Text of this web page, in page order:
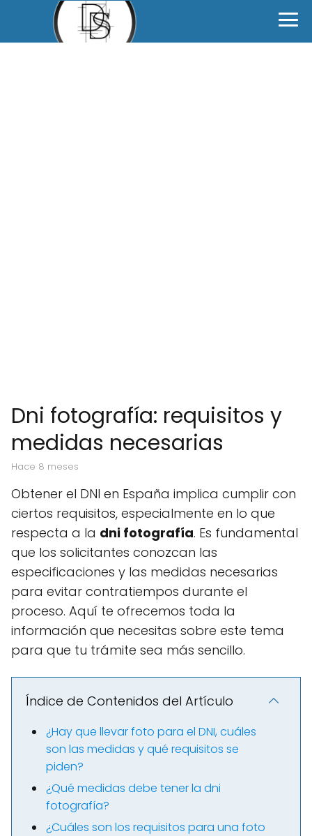
Dni fotografía: requisitos y
medidas necesarias
hace 8 meses
Obtener el DNI en España implica cumplir con
ciertos requisitos, especialmente en lo que
respecta a la dni fotografía. Es fundamental
que los solicitantes conozcan las
especificaciones y las medidas necesarias
para evitar contratiempos durante el
proceso. Aquí te ofrecemos toda la
información que necesitas sobre este tema
para que tu trámite sea más sencillo.
Índice de Contenidos del Artículo
¿Hay que llevar foto para el DNI, cuáles
son las medidas y qué requisitos se
piden?
¿Qué medidas debe tener la dni
fotografía?
¿Cuáles son los requisitos para una foto